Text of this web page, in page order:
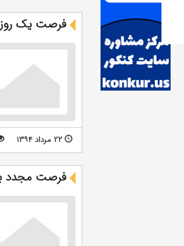
فرصت یک روزه
۲۲ مرداد ۱۳۹۴
فرصت مجدد